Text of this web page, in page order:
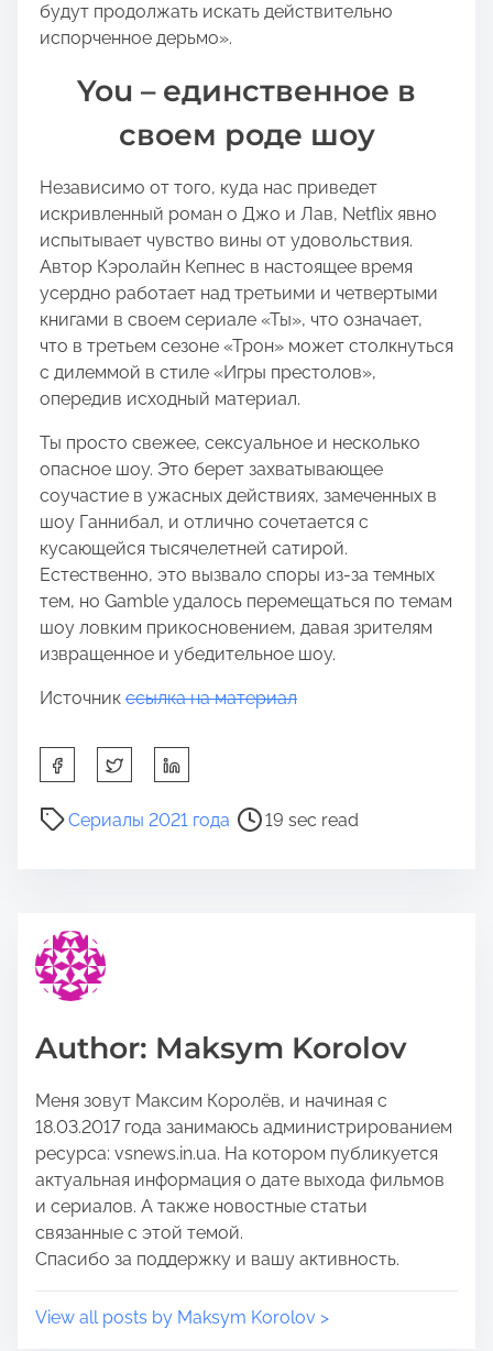
будут продолжать искать действительно
испорченное дерьмо».
You – единственное в
своем роде шоу
Независимо от того, куда нас приведет
искривленный роман о Джо и Лав, Netflix явно
испытывает чувство вины от удовольствия.
Автор Кэролайн Кепнес в настоящее время
усердно работает над третьими и четвертыми
книгами в своем сериале «Ты», что означает,
что в третьем сезоне «Трон» может столкнуться
с дилеммой в стиле «Игры престолов»,
опередив исходный материал.
Ты просто свежее, сексуальное и несколько
опасное шоу. Это берет захватывающее
соучастие в ужасных действиях, замеченных в
шоу Ганнибал, и отлично сочетается с
кусающейся тысячелетней сатирой.
Естественно, это вызвало споры из-за темных
тем, но Gamble удалось перемещаться по темам
шоу ловким прикосновением, давая зрителям
извращенное и убедительное шоу.
Источник ссылка на материал
h
a
s
p
s
o
n
:
Сериалы 2021 года
P
e
a
d
i
e
19 sec read
Author: Maksym Korolov
Меня зовут Максим Королёв, и начиная с
18.03.2017 года занимаюсь администрированием
ресурса: vsnews.in.ua. На котором публикуется
актуальная информация о дате выхода фильмов
и сериалов. А также новостные статьи
связанные с этой темой.
Спасибо за поддержку и вашу активность.
View all posts by Maksym Korolov >